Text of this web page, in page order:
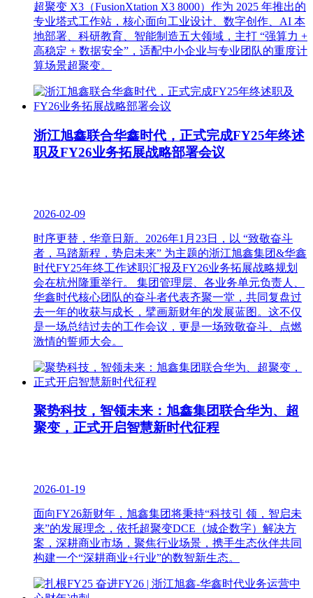
超聚变 X3（FusionXtation X3 8000）作为 2025 年推出的
专业塔式工作站，核心面向工业设计、数字创作、AI 本
地部署、科研教育、智能制造五大领域，主打 “强算力 +
高稳定 + 数据安全”，适配中小企业与专业团队的重度计
算场景超聚变。
浙江旭鑫联合华鑫时代，正式完成FY25年终述
职及FY26业务拓展战略部署会议
2026-02-09
时序更替，华章日新。2026年1月23日，以 “致敬奋斗
者，马踏新程，势启未来” 为主题的浙江旭鑫集团&华鑫
时代FY25年终工作述职汇报及FY26业务拓展战略规划
会在杭州隆重举行。 集团管理层、各业务单元负责人、
华鑫时代核心团队的奋斗者代表齐聚一堂，共同复盘过
去一年的收获与成长，擘画新财年的发展蓝图。这不仅
是一场总结过去的工作会议，更是一场致敬奋斗、点燃
激情的誓师大会。
聚势科技，智领未来：旭鑫集团联合华为、超
聚变，正式开启智慧新时代征程
2026-01-19
面向FY26新财年，旭鑫集团将秉持“科技引 领，智启未
来”的发展理念，依托超聚变DCE（城企数字）解决方
案，深耕商业市场，聚焦行业场景，携手生态伙伴共同
构建一个“深耕商业+行业”的数智新生态。